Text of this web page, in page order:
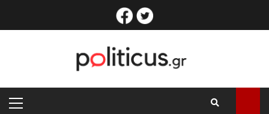
facebook
PRIMARY